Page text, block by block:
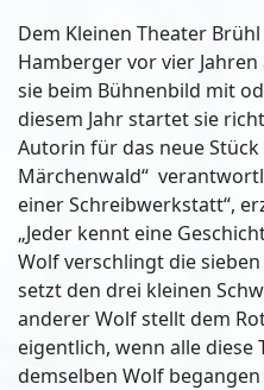
Dem Kleinen Theater
Hamberger vor vier
sie beim Bühnenbild mit
diesem Jahr startet sie
Autorin für das neue
Märchenwald“
einer Schreibwerkstatt“,
„Jeder kennt eine
Wolf verschlingt die
setzt den drei kleinen
anderer Wolf stellt dem
eigentlich, wenn alle diese
demselben Wolf